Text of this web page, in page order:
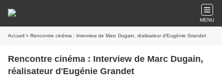
MENU
Accueil » Rencontre cinéma : Interview de Marc Dugain, réalisateur d'Eugénie Grandet
Rencontre cinéma : Interview de Marc Dugain,
réalisateur d'Eugénie Grandet